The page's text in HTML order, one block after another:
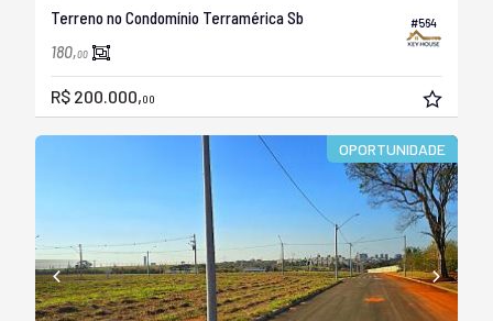
#564
Terreno no Condomínio Terramérica Sb
180,00
R$ 200.000,00
OPORTUNIDADE